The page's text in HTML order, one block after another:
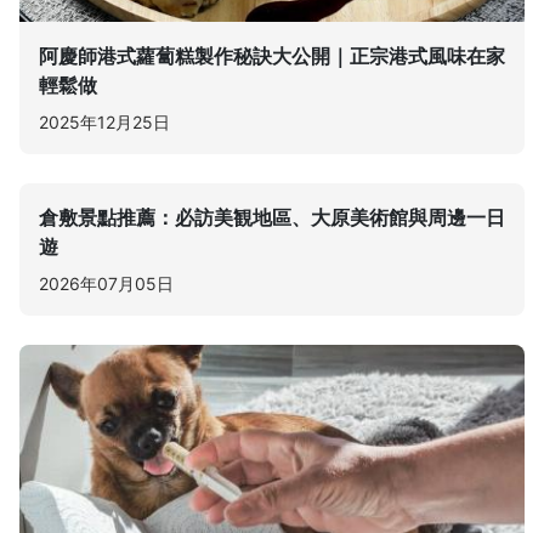
阿慶師港式蘿蔔糕製作秘訣大公開｜正宗港式風味在家
輕鬆做
2025年12月25日
倉敷景點推薦：必訪美観地區、大原美術館與周邊一日
遊
2026年07月05日